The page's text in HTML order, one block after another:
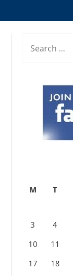
FOR:
M T
3
4
10
11
17
18